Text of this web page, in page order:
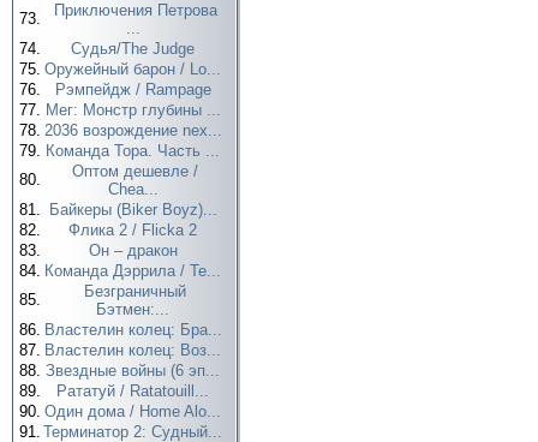
73.
Приключения Петрова
...
74.
Судья/The Judge
75. Оружейный барон / Lo...
76.
Рэмпейдж / Rampage
77. Мег: Монстр глубины ...
78. 2036 возрождение nex...
79. Команда Тора. Часть ...
80.
Оптом дешевле /
Chea...
81.
Байкеры (Biker Boyz)...
82.
Флика 2 / Flicka 2
83.
Он – дракон
84. Команда Дэррила / Te...
85.
Безграничный
Бэтмен:...
86. Властелин колец: Бра...
87. Властелин колец: Воз...
88. Звездные войны (6 эп...
89.
Рататуй / Ratatouill...
90. Один дома / Home Alo...
91. Терминатор 2: Судный...